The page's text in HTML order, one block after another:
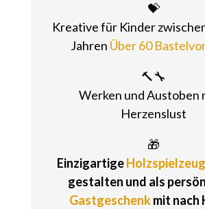
💝
Kreative für Kinder
Jahren Über 60
🔨🔧
Werken und Austoben
Herzenslust
🎁
Einzigartige
gestalten und als
Gastgeschenkmit nach